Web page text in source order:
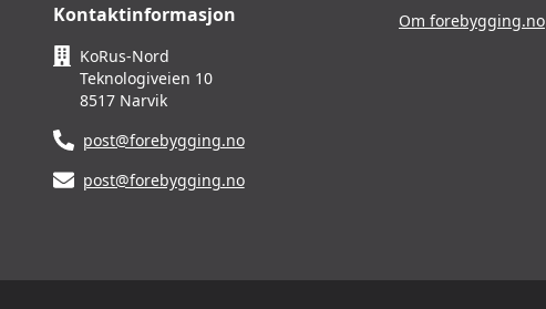
Kontaktinformasjon
KoRus-Nord
Teknologiveien 10
8517 Narvik
post@forebygging.no
post@forebygging.no
Om forebygging.no